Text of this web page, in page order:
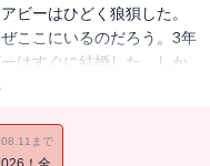
ビーはひどく狼狽した。
ここにいるのだろう。3年
はすぐに結婚した。しか
がいると聞かされ、アビ
ろが外へ出たとたん、暗
ーを射すくめる鋭い瞳。
まで